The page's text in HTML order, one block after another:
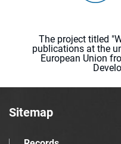
The project titled
publications at the
European Union
Sitemap